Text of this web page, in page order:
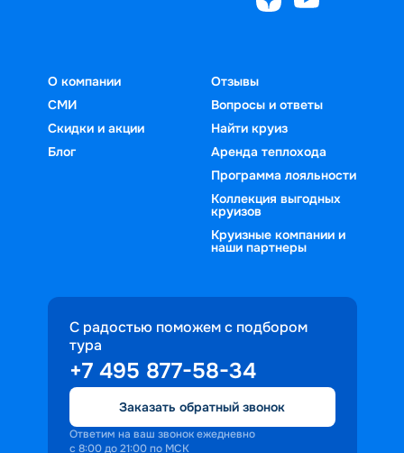
О компании
СМИ
Скидки и акции
Блог
Отзывы
Вопросы и ответы
Найти круиз
Аренда теплохода
Программа лояльности
Коллекция выгодных
круизов
Круизные компании и
наши партнеры
С радостью поможем с подбором
тура
+7 495 877-58-34
Заказать обратный звонок
Ответим на ваш звонок ежедневно
с 8:00 до 21:00 по МСК